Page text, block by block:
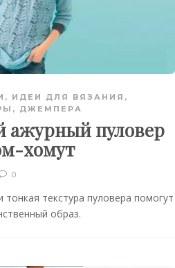
, ИДЕИ ДЛЯ ВЯЗАНИЯ ,
ДЖЕМПЕРА
ажурный пуловер
хомут
0
текстура пуловера помогут
образ.